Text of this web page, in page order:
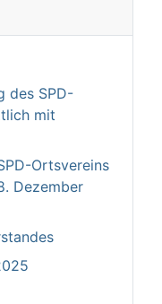
des SPD-
mit
Ortsvereins
Dezember